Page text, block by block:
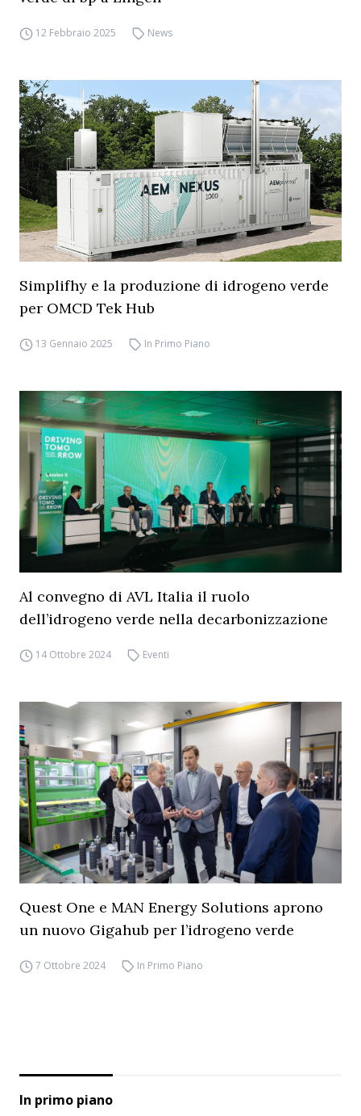
12 Febbraio 2025 News
Simplifhy e la produzione di idrogeno verde
per OMCD Tek Hub
13 Gennaio 2025 In Primo Piano
Al convegno di AVL Italia il ruolo
dell’idrogeno verde nella decarbonizzazione
14 Ottobre 2024 Eventi
Quest One e MAN Energy Solutions aprono
un nuovo Gigahub per l’idrogeno verde
7 Ottobre 2024 In Primo Piano
In primo piano